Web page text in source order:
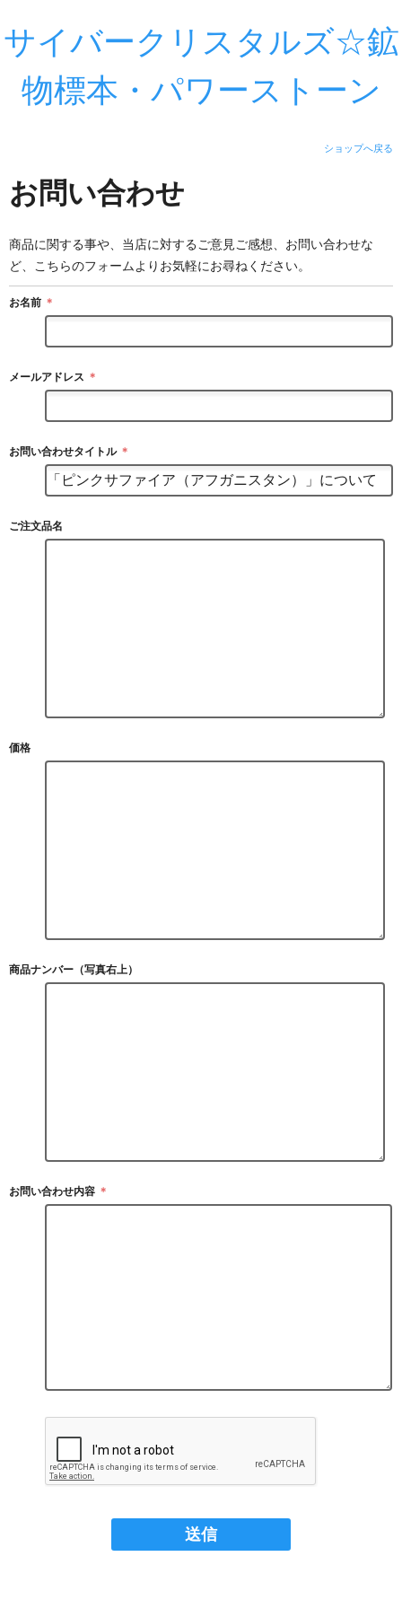
サイバークリスタルズ☆鉱
物標本・パワーストーン
ショップへ戻る
お問い合わせ
商品に関する事や、当店に対するご意見ご感想、お問い合わせな
ど、こちらのフォームよりお気軽にお尋ねください。
お名前 ＊
メールアドレス ＊
お問い合わせタイトル ＊
ご注文品名
価格
商品ナンバー（写真右上）
お問い合わせ内容 ＊